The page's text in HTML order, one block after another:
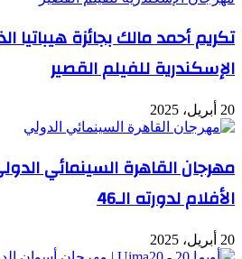
تكريم أحمد مالك بجائزة
الإسكندرية للفيلم القصير
20 أبريل، 2025
مهرجان القاهرة السينمائي
الأفلام لدورته الـ46
20 أبريل، 2025